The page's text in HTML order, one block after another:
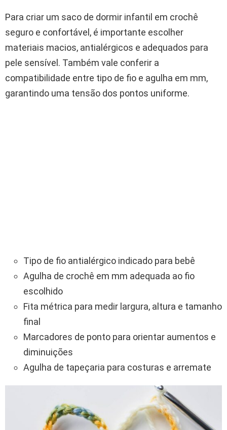
Para criar um saco de dormir infantil em crochê
seguro e confortável, é importante escolher
materiais macios, antialérgicos e adequados para
pele sensível. Também vale conferir a
compatibilidade entre tipo de fio e agulha em mm,
garantindo uma tensão dos pontos uniforme.
Tipo de fio antialérgico indicado para bebê
Agulha de crochê em mm adequada ao fio
escolhido
Fita métrica para medir largura, altura e tamanho
final
Marcadores de ponto para orientar aumentos e
diminuições
Agulha de tapeçaria para costuras e arremate